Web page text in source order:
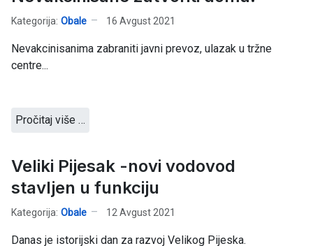
Kategorija: Obale 16 Avgust 2021
Nevakcinisanima zabraniti javni prevoz, ulazak u tržne
centre...
Pročitaj više …
Veliki Pijesak -novi vodovod
stavljen u funkciju
Kategorija: Obale 12 Avgust 2021
Danas je istorijski dan za razvoj Velikog Pijeska.